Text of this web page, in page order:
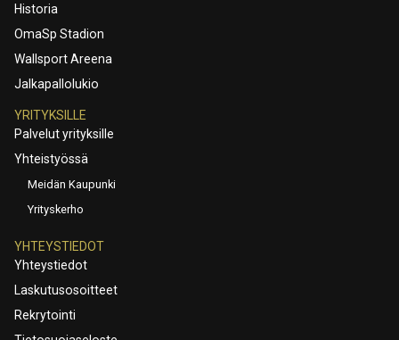
Historia
OmaSp Stadion
Wallsport Areena
Jalkapallolukio
YRITYKSILLE
Palvelut yrityksille
Yhteistyössä
Meidän Kaupunki
Yrityskerho
YHTEYSTIEDOT
Yhteystiedot
Laskutusosoitteet
Rekrytointi